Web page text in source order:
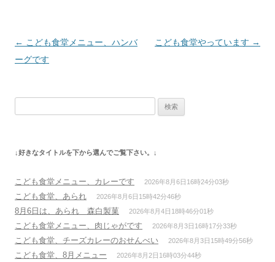
投
稿
ン
← こども食堂メニュー、ハンバ
ーグです
こども食堂やっています →
↓好きなタイトルを下から選んでご覧下さい。↓
こども食堂メニュー、カレーです 2026年8月6日16時24分03秒
こども食堂、あられ 2026年8月6日15時42分46秒
8月6日は、あられ 森白製菓 2026年8月4日18時46分01秒
こども食堂メニュー、肉じゃがです 2026年8月3日16時17分33秒
こども食堂、チーズカレーのおせんべい 2026年8月3日15時49分56秒
こども食堂、8月メニュー 2026年8月2日16時03分44秒